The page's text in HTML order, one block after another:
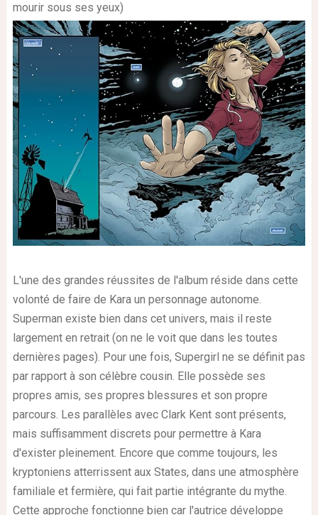
mourir sous ses yeux)
L'une des grandes réussites de l'album réside dans cette
volonté de faire de Kara un personnage autonome.
Superman existe bien dans cet univers, mais il reste
largement en retrait (on ne le voit que dans les toutes
dernières pages). Pour une fois, Supergirl ne se définit pas
par rapport à son célèbre cousin. Elle possède ses
propres amis, ses propres blessures et son propre
parcours. Les parallèles avec Clark Kent sont présents,
mais suffisamment discrets pour permettre à Kara
d'exister pleinement. Encore que comme toujours, les
kryptoniens atterrissent aux States, dans une atmosphère
familiale et fermière, qui fait partie intégrante du mythe.
Cette approche fonctionne bien car l'autrice développe